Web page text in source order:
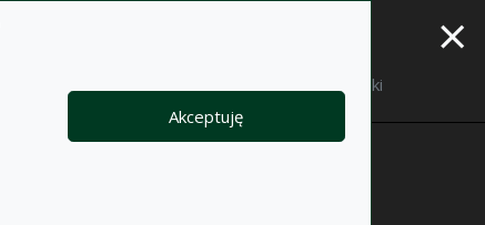
Akceptuję
×
Notatki